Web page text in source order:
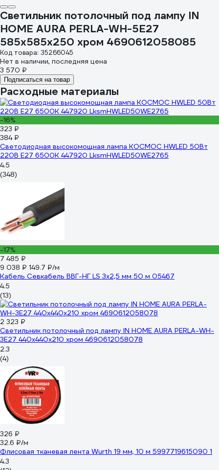
Светильник потолочный под лампу IN
HOME AURA PERLA-WH-5E27
585x585x250 хром 4690612058085
Код товара: 35266045
Нет в наличии, последняя цена
3 570 ₽
Подписаться на товар
Расходные материалы
-16%
323 ₽
384 ₽
Светодиодная высокомощная лампа КОСМОС HWLED 50Вт
220В E27 6500К 447920 LksmHWLED50WE2765
4.5
(348)
-17%
7 485 ₽
9 038 ₽ 149.7 ₽/м
Кабель Севкабель ВВГ-НГ LS 3х2,5 мм 50 м 05467
4.5
(13)
2 323 ₽
Светильник потолочный под лампу IN HOME AURA PERLA-WH-
3E27 440x440x210 хром 4690612058078
2.3
(4)
326 ₽
32.6 ₽/м
Флисовая тканевая лента Wurth 19 мм, 10 м 5997719615090 1
4.3